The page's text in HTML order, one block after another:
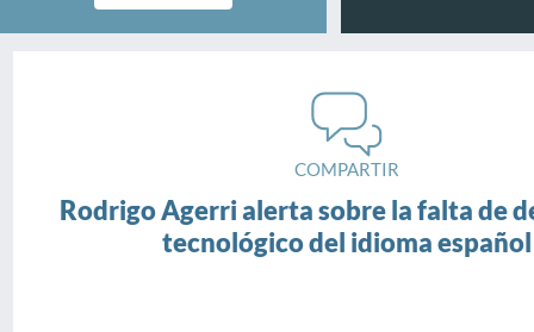
COMPARTIR
Rodrigo Agerri alerta sobre la falta de
tecnológico del idioma español